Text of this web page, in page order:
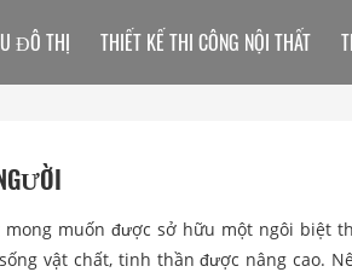
mong muốn được sở hữu một ngôi biệt
vật chất, tinh thần được nâng cao.
ĐÔ THỊ THIẾT KẾ THI CÔNG NỘI THẤT